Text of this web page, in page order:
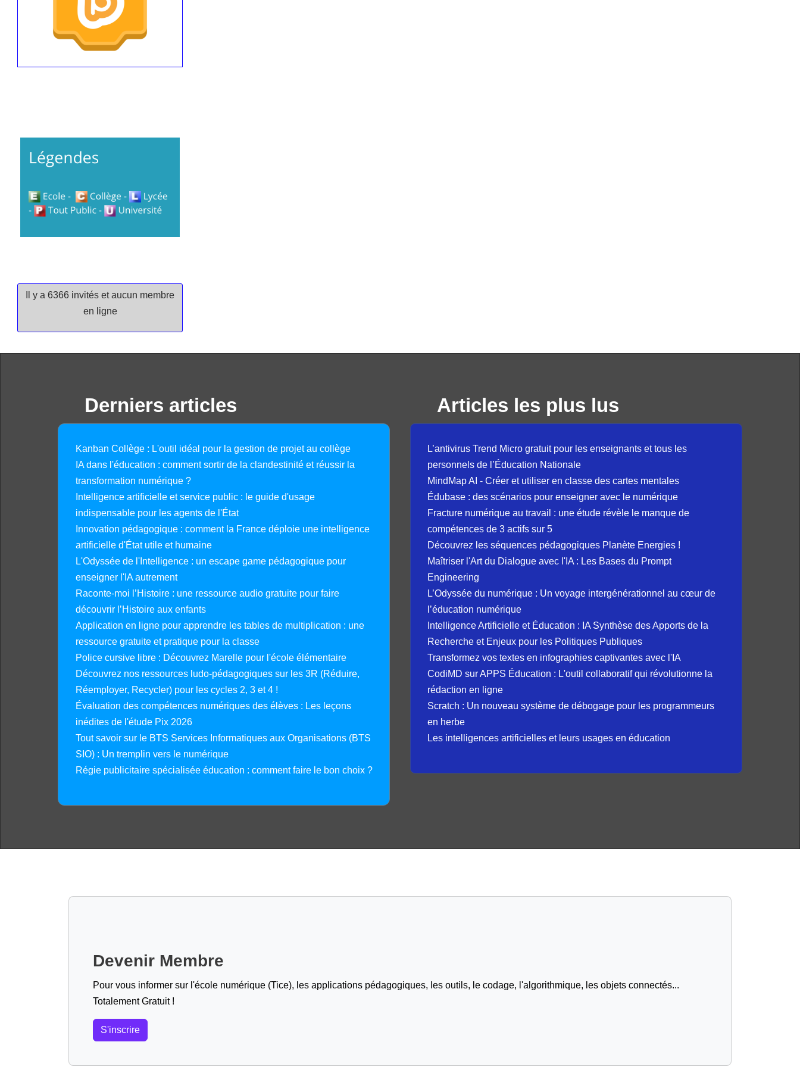
Il y a 6366 invités et aucun membre
en ligne
Derniers articles
Kanban Collège : L'outil idéal pour la gestion de projet au collège
IA dans l'éducation : comment sortir de la clandestinité et réussir la
transformation numérique ?
Intelligence artificielle et service public : le guide d'usage
indispensable pour les agents de l'État
Innovation pédagogique : comment la France déploie une intelligence
artificielle d'État utile et humaine
L'Odyssée de l'Intelligence : un escape game pédagogique pour
enseigner l'IA autrement
Raconte-moi l’Histoire : une ressource audio gratuite pour faire
découvrir l’Histoire aux enfants
Application en ligne pour apprendre les tables de multiplication : une
ressource gratuite et pratique pour la classe
Police cursive libre : Découvrez Marelle pour l'école élémentaire
Découvrez nos ressources ludo-pédagogiques sur les 3R (Réduire,
Réemployer, Recycler) pour les cycles 2, 3 et 4 !
Évaluation des compétences numériques des élèves : Les leçons
inédites de l'étude Pix 2026
Tout savoir sur le BTS Services Informatiques aux Organisations (BTS
SIO) : Un tremplin vers le numérique
Régie publicitaire spécialisée éducation : comment faire le bon choix ?
Articles les plus lus
L’antivirus Trend Micro gratuit pour les enseignants et tous les
personnels de l’Éducation Nationale
MindMap AI - Créer et utiliser en classe des cartes mentales
Édubase : des scénarios pour enseigner avec le numérique
Fracture numérique au travail : une étude révèle le manque de
compétences de 3 actifs sur 5
Découvrez les séquences pédagogiques Planète Energies !
Maîtriser l'Art du Dialogue avec l'IA : Les Bases du Prompt
Engineering
L’Odyssée du numérique : Un voyage intergénérationnel au cœur de
l’éducation numérique
Intelligence Artificielle et Éducation : IA Synthèse des Apports de la
Recherche et Enjeux pour les Politiques Publiques
Transformez vos textes en infographies captivantes avec l'IA
CodiMD sur APPS Éducation : L'outil collaboratif qui révolutionne la
rédaction en ligne
Scratch : Un nouveau système de débogage pour les programmeurs
en herbe
Les intelligences artificielles et leurs usages en éducation
Devenir Membre
Pour vous informer sur l'école numérique (Tice), les applications pédagogiques, les outils, le codage, l'algorithmique, les objets connectés...
Totalement Gratuit !
S'inscrire